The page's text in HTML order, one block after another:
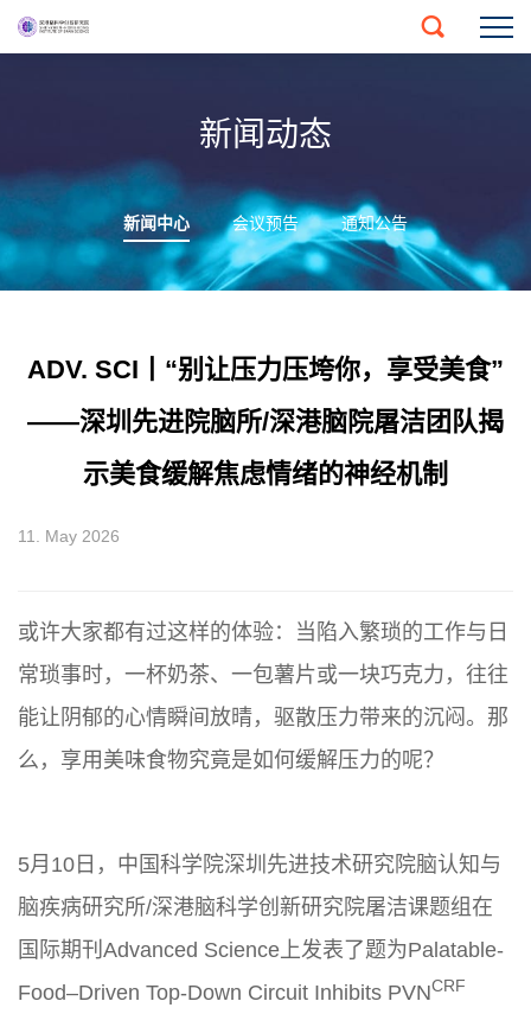
新闻动态
新闻中心 会议预告 通知公告
ADV. SCI丨“别让压力压垮你，享受美食”
——深圳先进院脑所/深港脑院屠洁团队揭
示美食缓解焦虑情绪的神经机制
11. May 2026
或许大家都有过这样的体验：当陷入繁琐的工作与日
常琐事时，一杯奶茶、一包薯片或一块巧克力，往往
能让阴郁的心情瞬间放晴，驱散压力带来的沉闷。那
么，享用美味食物究竟是如何缓解压力的呢？
5月10日，中国科学院深圳先进技术研究院脑认知与
脑疾病研究所/深港脑科学创新研究院屠洁课题组在
国际期刊Advanced Science上发表了题为Palatable-
Food–Driven Top-Down Circuit Inhibits PVNCRF